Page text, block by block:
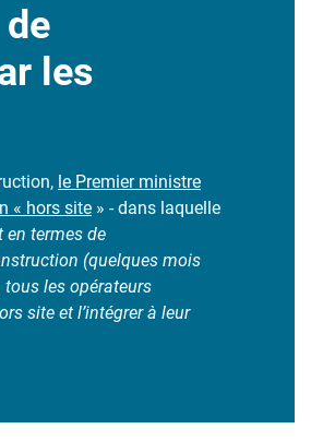
les
le Premier ministre
« hors site » - dans laquelle
en termes de
(quelques mois
tous les opérateurs
site et l’intégrer à leur